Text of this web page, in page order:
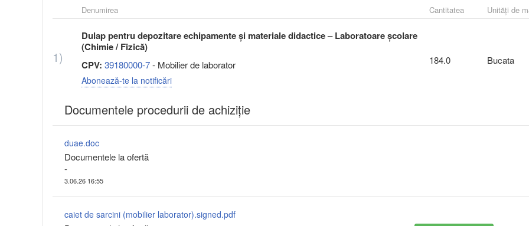
Denumirea Cantitatea Unități de
1)
Dulap pentru depozitare echipamente și materiale didactice – Laboratoare școlare
(Chimie / Fizică)
CPV: 39180000-7- Mobilier de laborator
Abonează-te la notificări
184.0 Bucata
Documentele procedurii de achiziție
duae.doc
Documentele la ofertă
-
3.06.26 16:55
caiet de sarcini (mobilier laborator).signed.pdf